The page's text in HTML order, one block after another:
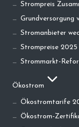
Strompreis
Grundversorgung
Stromanbieter
Strompreise 2025
Strommarkt-
Ökostrom
Ökostromtarife
Ökostrom-